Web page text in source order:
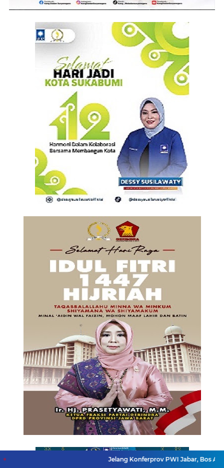
Jelang Konferprov PWI Jabar, Bos Ayo Media